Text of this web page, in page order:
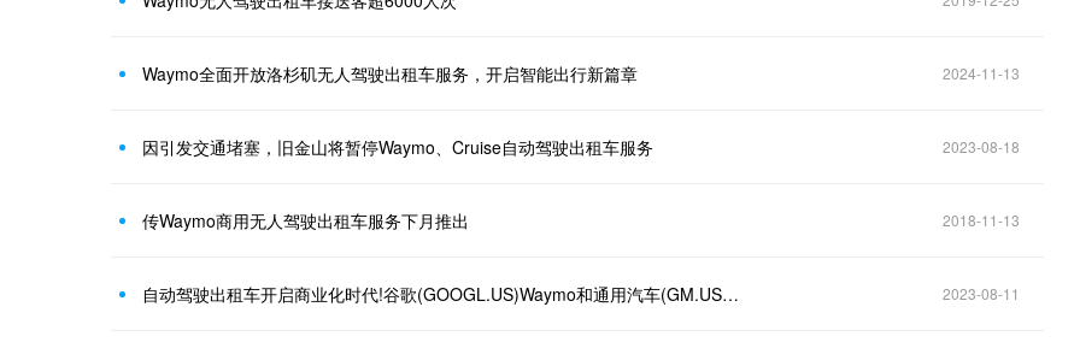
Waymo全面开放洛杉矶无人驾驶出租车服务，开启智能出行新篇章 2024-11-13
因引发交通堵塞，旧金山将暂停Waymo、Cruise自动驾驶出租车服务 2023-08-18
传Waymo商用无人驾驶出租车服务下月推出 2018-11-13
自动驾驶出租车开启商业化时代!谷歌(GOOGL.US)Waymo和通用汽车(GM.US)Cruise将在旧金山扩大运营区域并向乘客收费 2023-08-11